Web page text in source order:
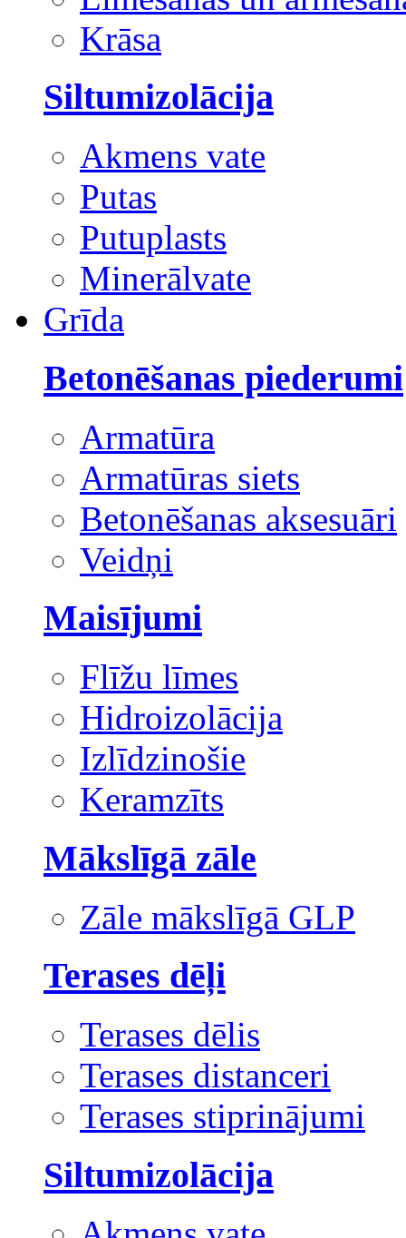
Krāsa
Siltumizolācija
Akmens vate
Putas
Putuplasts
Minerālvate
Grīda
Betonēšanas piederumi
Armatūra
Armatūras siets
Betonēšanas aksesuāri
Veidņi
Maisījumi
Flīžu līmes
Hidroizolācija
Izlīdzinošie
Keramzīts
Mākslīgā zāle
Zāle mākslīgā GLP
Terases dēļi
Terases dēlis
Terases distanceri
Terases stiprinājumi
Siltumizolācija